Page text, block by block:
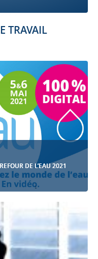
TRAVAIL
DE L’EAU 2021